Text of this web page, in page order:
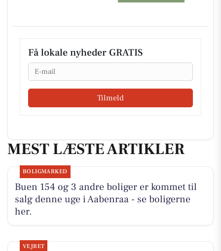
Få lokale nyheder GRATIS
Email
Tilmeld
MEST LÆSTE ARTIKLER
BOLIGMARKED
Buen 154 og 3 andre boliger er kommet til
salg denne uge i Aabenraa - se boligerne
her.
VEJRET